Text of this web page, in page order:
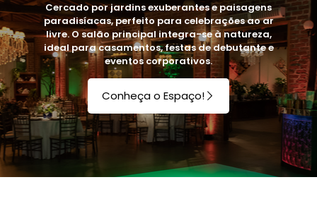
Cercado por jardins exuberantes e paisagens
paradisíacas, perfeito para celebrações ao ar
livre. O salão principal integra-se à natureza,
ideal para casamentos, festas de debutante e
eventos corporativos.
Conheça o Espaço!